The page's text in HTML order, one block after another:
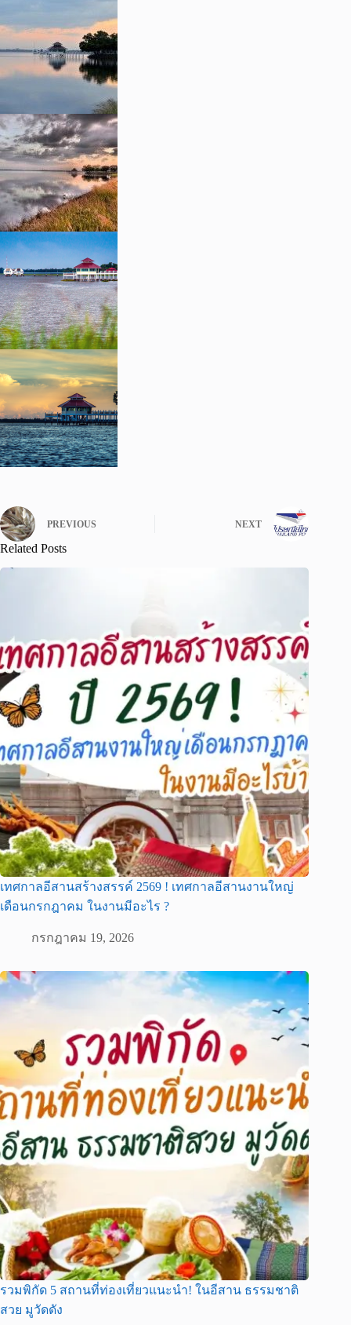
PREVIOUS NEXT
Related Posts
เทศกาลอีสานสร้างสรรค์ 2569 ! เทศกาลอีสานงานใหญ่
เดือนกรกฎาคม ในงานมีอะไร ?
กรกฎาคม 19, 2026
รวมพิกัด 5 สถานที่ท่องเที่ยวแนะนำ! ในอีสาน ธรรมชาติ
สวย มูวัดดัง